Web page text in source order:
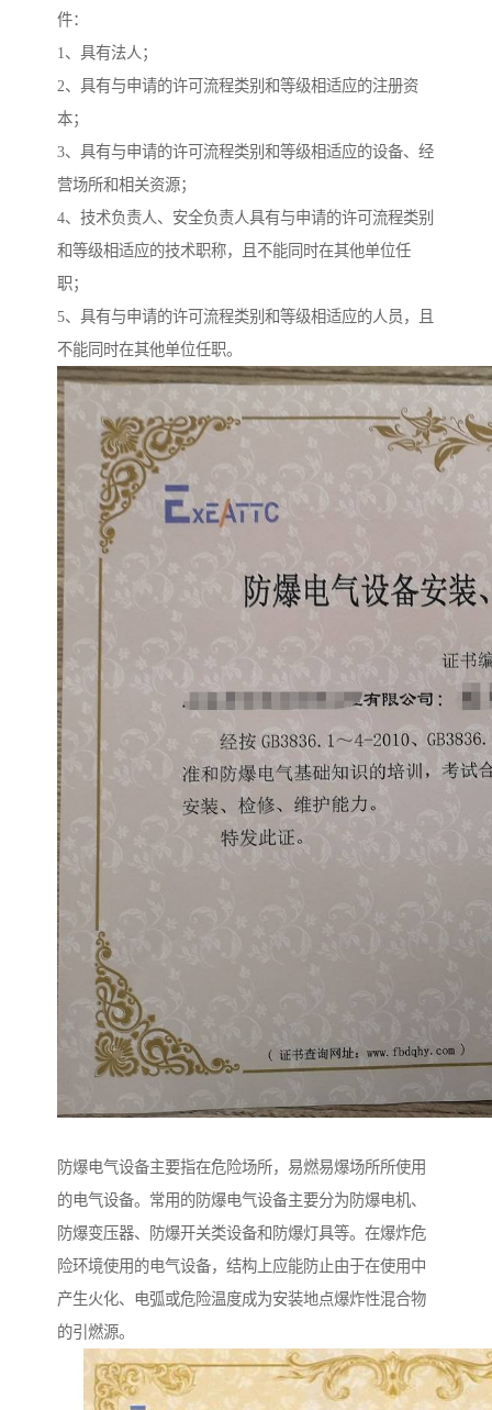
件：
1、具有法人；
2、具有与申请的许可流程类别和等级相适应的注册资
本；
3、具有与申请的许可流程类别和等级相适应的设备、经
营场所和相关资源；
4、技术负责人、安全负责人具有与申请的许可流程类别
和等级相适应的技术职称，且不能同时在其他单位任
职；
5、具有与申请的许可流程类别和等级相适应的人员，且
不能同时在其他单位任职。
防爆电气设备主要指在危险场所，易燃易爆场所所使用
的电气设备。常用的防爆电气设备主要分为防爆电机、
防爆变压器、防爆开关类设备和防爆灯具等。在爆炸危
险环境使用的电气设备，结构上应能防止由于在使用中
产生火化、电弧或危险温度成为安装地点爆炸性混合物
的引燃源。